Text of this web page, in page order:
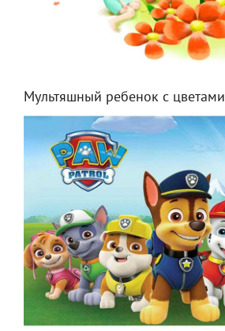
Мультяшный ребенок с цветами